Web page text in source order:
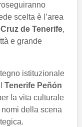
scelta è l’area
de Tenerife,
e grande
istituzionale
Tenerife Peñón
la vita culturale
della scena